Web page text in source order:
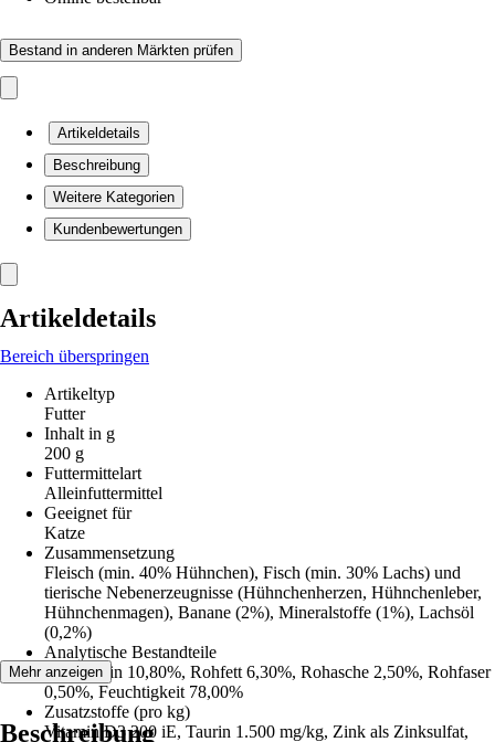
Bestand in anderen Märkten prüfen
Artikeldetails
Beschreibung
Weitere Kategorien
Kundenbewertungen
Artikeldetails
Bereich überspringen
Artikeltyp
Futter
Inhalt in g
200 g
Futtermittelart
Alleinfuttermittel
Geeignet für
Katze
Zusammensetzung
Fleisch (min. 40% Hühnchen), Fisch (min. 30% Lachs) und
tierische Nebenerzeugnisse (Hühnchenherzen, Hühnchenleber,
Hühnchenmagen), Banane (2%), Mineralstoffe (1%), Lachsöl
(0,2%)
Analytische Bestandteile
Rohprotein 10,80%, Rohfett 6,30%, Rohasche 2,50%, Rohfaser
0,50%, Feuchtigkeit 78,00%
Zusatzstoffe (pro kg)
Vitamin D3 200 iE, Taurin 1.500 mg/kg, Zink als Zinksulfat,
Mehr anzeigen
Beschreibung